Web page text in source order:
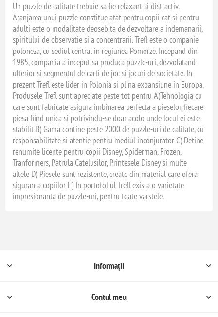
Un puzzle de calitate trebuie sa fie relaxant si distractiv.
Aranjarea unui puzzle constitue atat pentru copii cat si pentru
adulti este o modalitate deosebita de dezvoltare a indemanarii,
spiritului de observatie si a concentrarii. Trefl este o companie
poloneza, cu sediul central in regiunea Pomorze. Incepand din
1985, compania a inceput sa produca puzzle-uri, dezvolatand
ulterior si segmentul de carti de joc si jocuri de societate. In
prezent Trefl este lider in Polonia si plina expansiune in Europa.
Produsele Trefl sunt apreciate peste tot pentru A)Tehnologia cu
care sunt fabricate asigura imbinarea perfecta a pieselor, fiecare
piesa fiind unica si potrivindu-se doar acolo unde locul ei este
stabilit B) Gama contine peste 2000 de puzzle-uri de calitate, cu
responsabilitate si atentie pentru mediul inconjurator C) Detine
renumite licente pentru copii Disney, Spiderman, Frozen,
Tranformers, Patrula Catelusilor, Printesele Disney si multe
altele D) Piesele sunt rezistente, create din material care ofera
siguranta copiilor E) In portofoliul Trefl exista o varietate
impresionanta de puzzle-uri, pentru toate varstele.
Informații
Contul meu